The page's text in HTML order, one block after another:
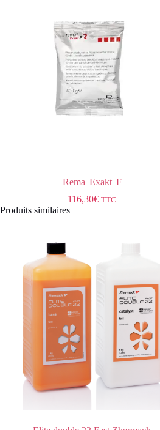
Rema Exakt F
116,30€ TTC
Produits similaires